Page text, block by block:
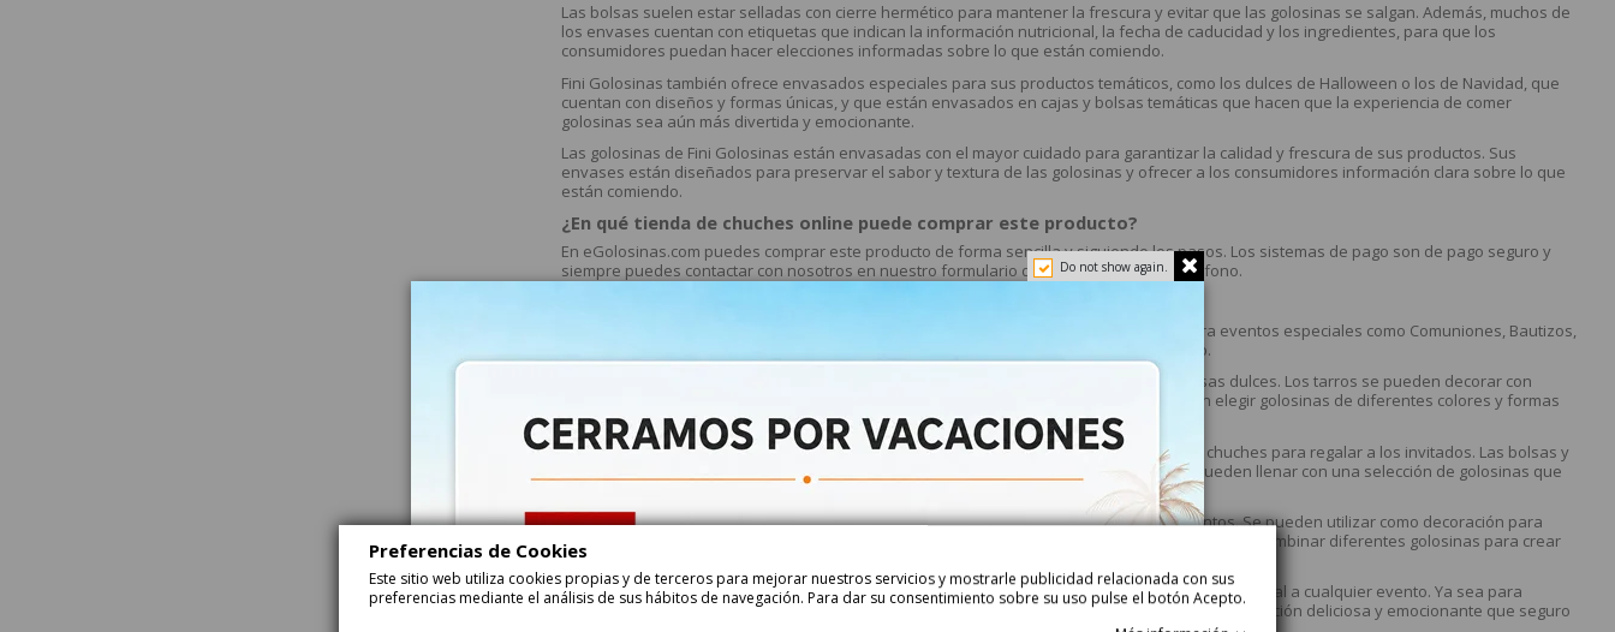
Las bolsas suelen estar selladas con cierre hermético para mantener la frescura y evitar que las golosinas se salgan. Además, muchos de
los envases cuentan con etiquetas que indican la información nutricional, la fecha de caducidad y los ingredientes, para que los
consumidores puedan hacer elecciones informadas sobre lo que están comiendo.
Fini Golosinas también ofrece envasados especiales para sus productos temáticos, como los dulces de Halloween o los de Navidad, que
cuentan con diseños y formas únicas, y que están envasados en cajas y bolsas temáticas que hacen que la experiencia de comer
golosinas sea aún más divertida y emocionante.
Las golosinas de Fini Golosinas están envasadas con el mayor cuidado para garantizar la calidad y frescura de sus productos. Sus
envases están diseñados para preservar el sabor y textura de las golosinas y ofrecer a los consumidores información clara sobre lo que
están comiendo.
¿En qué tienda de chuches online puede comprar este producto?
En eGolosinas.com puedes comprar este producto de forma sencilla y siguiendo los pasos. Los sistemas de pago son de pago seguro y
siempre puedes contactar con nosotros en nuestro formulario de contacto o bien al teléfono.
Las golosinas Fini son una opción perfecta para rellenar tarros y crear mesas dulces para eventos especiales como Comuniones, Bautizos,
Bodas, Aniversarios y cualquier otra celebración que requiera un toque dulce y divertido.
Una de las principales utilidades de las golosinas Fini es para rellenar tarros y crear mesas dulces. Los tarros se pueden decorar con
etiquetas personalizadas y cintas para hacerlos aún más atractivos. Además, se pueden elegir golosinas de diferentes colores y formas
para dar un toque original y personalizado a la mesa dulce.
Otra opción popular es utilizar las golosinas Fini en bolsas de aniversario o en conos de chuches para regalar a los invitados. Las bolsas y
conos se pueden personalizar con etiquetas con el nombre del evento y la fecha, y se pueden llenar con una selección de golosinas que
sean del agrado de los invitados.
Las golosinas Fini también son una excelente opción para decorar mesas dulces en eventos. Se pueden utilizar como decoración para
pasteles y cupcakes, o para crear adornos dulces en las mesas. Además, se pueden mezclar y combinar diferentes golosinas para crear
una mesa dulce temática, como una mesa de golosinas de Halloween o Navidad.
En definitiva, las golosinas Fini son una opción divertida y versátil para dar un toque dulce y original a cualquier evento. Ya sea para
rellenar tarros, crear bolsas de aniversario o decorar mesas dulces, las golosinas Fini son una opción deliciosa y emocionante que seguro
Do not show again.
Preferencias de Cookies
Este sitio web utiliza cookies propias y de terceros para mejorar nuestros servicios y mostrarle publicidad relacionada con sus
preferencias mediante el análisis de sus hábitos de navegación. Para dar su consentimiento sobre su uso pulse el botón Acepto.